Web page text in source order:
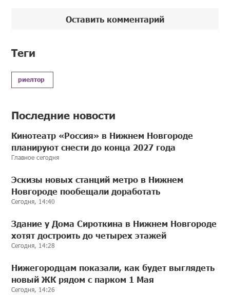
Оставить комментарий
Теги
риелтор
Последние новости
Кинотеатр «Россия» в Нижнем Новгороде
планируют снести до конца 2027 года
Главное сегодня
Эскизы новых станций метро в Нижнем
Новгороде пообещали доработать
Сегодня, 14:40
Здание у Дома Сироткина в Нижнем Новгороде
хотят достроить до четырех этажей
Сегодня, 14:28
Нижегородцам показали, как будет выглядеть
новый ЖК рядом с парком 1 Мая
Сегодня, 14:26